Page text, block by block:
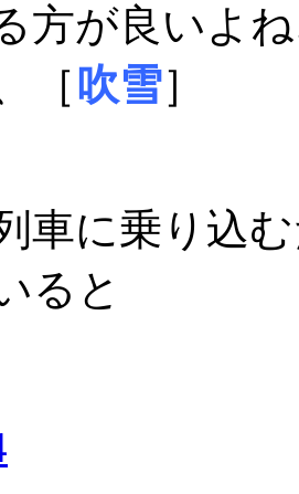
方が良いよ
［ 吹雪］
車に乗り込
ると